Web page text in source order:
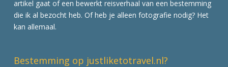
artikel gaat of een bewerkt reisverhaal van een bestemming
die ik al bezocht heb. Of heb je alleen fotografie nodig? Het
kan allemaal.
Bestemming op justliketotravel.nl?